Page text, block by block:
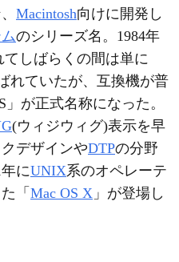
Macintosh向けに開発し
のシリーズ名。1984年
てしばらくの間は単に
れていたが、互換機が普
」が正式名称になった。
(ウィジウィグ)表示を早
デザインやDTPの分野
にUNIX系のオペレーテ
「 Mac OS X 」が登場し